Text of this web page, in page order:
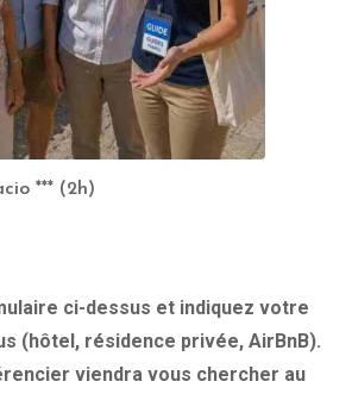
*** (2h)
ci-dessus et indiquez votre
(hôtel, résidence privée, AirBnB).
viendra vous chercher au